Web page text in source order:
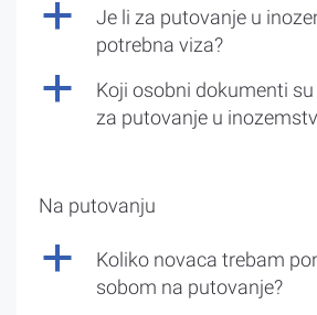
a
Je li za putovanje u
potrebna viza?
a
Koji osobni dokumenti
za putovanje u
Na putovanju
a
Koliko novaca trebam
sobom na putovanje?